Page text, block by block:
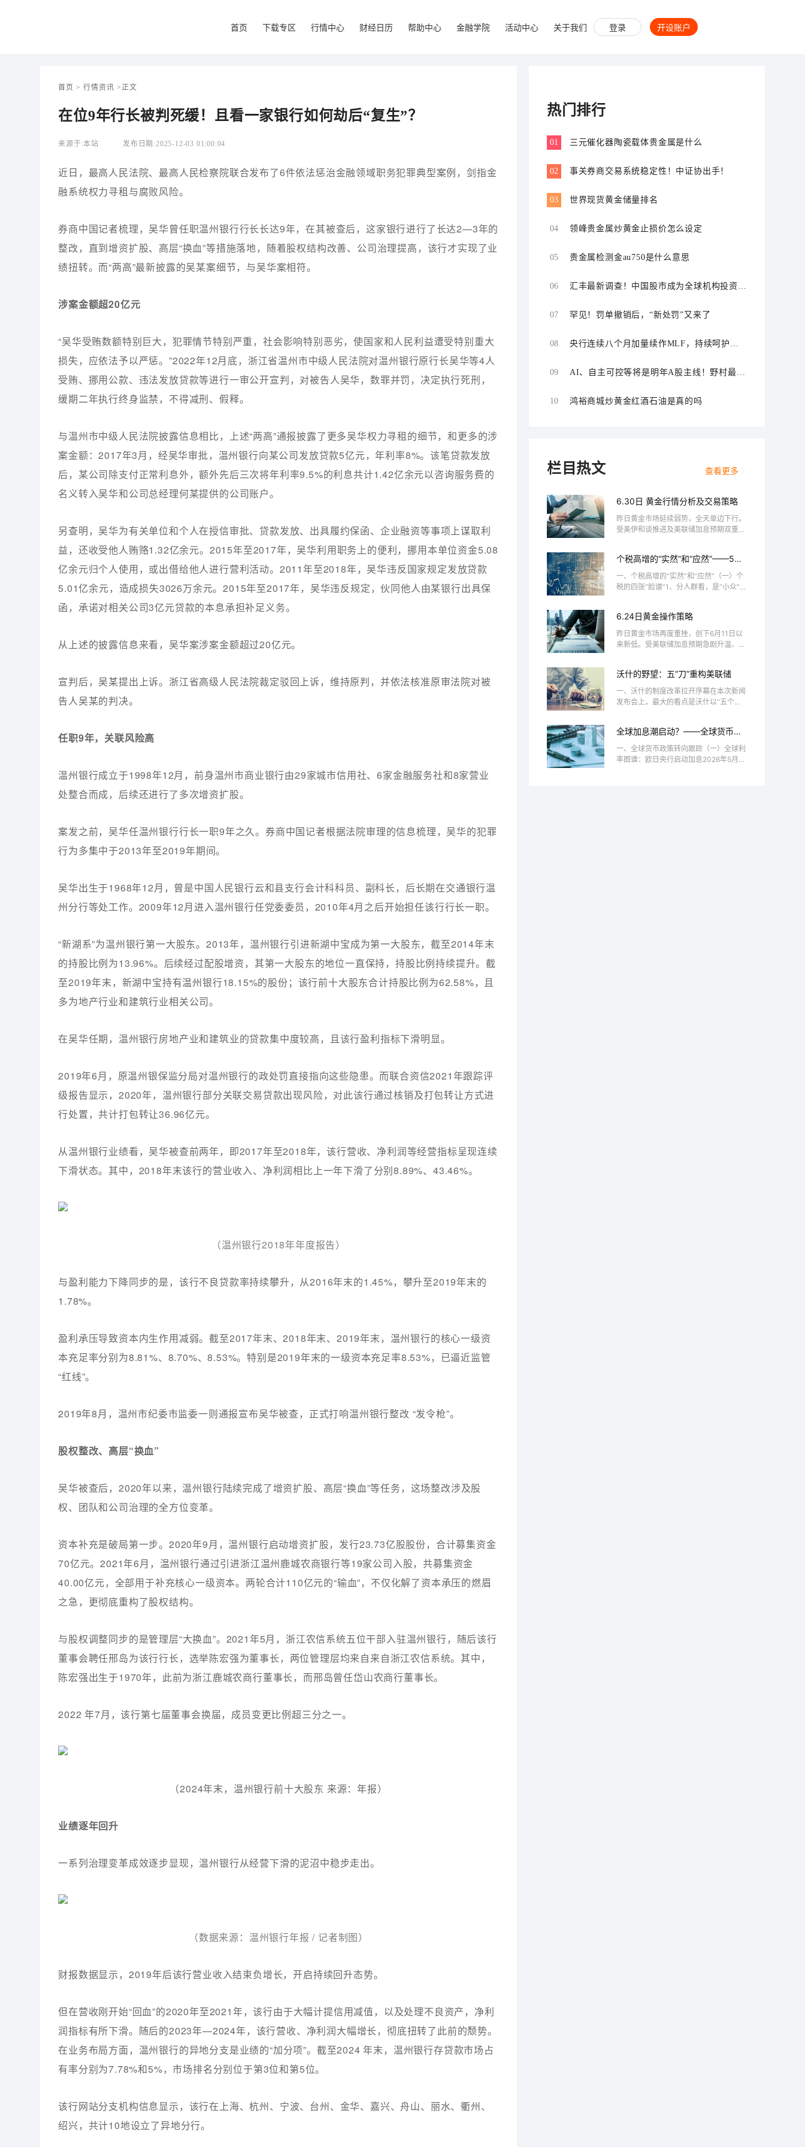
首页 下载专区 行情中心 财经日历 帮助中心 金融学院 活动中心 关于我们 登录 开设账户
首页 > 行情资讯 >正文
在位9年行长被判死缓！且看一家银行如何劫后“复生”？
来源于:本站 发布日期:2025-12-03 01:00:04
近日，最高人民法院、最高人民检察院联合发布了6件依法惩治金融领域职务犯罪典型案例，剑指金
融系统权力寻租与腐败风险。
券商中国记者梳理，吴华曾任职温州银行行长长达9年，在其被查后，这家银行进行了长达2—3年的
整改，直到增资扩股、高层“换血”等措施落地，随着股权结构改善、公司治理提高，该行才实现了业
绩扭转。而“两高”最新披露的吴某案细节，与吴华案相符。
涉案金额超20亿元
“吴华受贿数额特别巨大，犯罪情节特别严重，社会影响特别恶劣，使国家和人民利益遭受特别重大
损失，应依法予以严惩。”2022年12月底，浙江省温州市中级人民法院对温州银行原行长吴华等4人
受贿、挪用公款、违法发放贷款等进行一审公开宣判，对被告人吴华，数罪并罚，决定执行死刑，
缓期二年执行终身监禁，不得减刑、假释。
与温州市中级人民法院披露信息相比，上述“两高”通报披露了更多吴华权力寻租的细节，和更多的涉
案金额：2017年3月，经吴华审批，温州银行向某公司发放贷款5亿元，年利率8%。该笔贷款发放
后，某公司除支付正常利息外，额外先后三次将年利率9.5%的利息共计1.42亿余元以咨询服务费的
名义转入吴华和公司总经理何某提供的公司账户。
另查明，吴华为有关单位和个人在授信审批、贷款发放、出具履约保函、企业融资等事项上谋取利
益，还收受他人贿赂1.32亿余元。2015年至2017年，吴华利用职务上的便利，挪用本单位资金5.08
亿余元归个人使用，或出借给他人进行营利活动。2011年至2018年，吴华违反国家规定发放贷款
5.01亿余元，造成损失3026万余元。2015年至2017年，吴华违反规定，伙同他人由某银行出具保
函，承诺对相关公司3亿元贷款的本息承担补足义务。
从上述的披露信息来看，吴华案涉案金额超过20亿元。
宣判后，吴某提出上诉。浙江省高级人民法院裁定驳回上诉，维持原判，并依法核准原审法院对被
告人吴某的判决。
任职9年，关联风险高
温州银行成立于1998年12月，前身温州市商业银行由29家城市信用社、6家金融服务社和8家营业
处整合而成，后续还进行了多次增资扩股。
案发之前，吴华任温州银行行长一职9年之久。券商中国记者根据法院审理的信息梳理，吴华的犯罪
行为多集中于2013年至2019年期间。
吴华出生于1968年12月，曾是中国人民银行云和县支行会计科科员、副科长，后长期在交通银行温
州分行等处工作。2009年12月进入温州银行任党委委员，2010年4月之后开始担任该行行长一职。
“新湖系”为温州银行第一大股东。2013年，温州银行引进新湖中宝成为第一大股东，截至2014年末
的持股比例为13.96%。后续经过配股增资，其第一大股东的地位一直保持，持股比例持续提升。截
至2019年末，新湖中宝持有温州银行18.15%的股份；该行前十大股东合计持股比例为62.58%，且
多为地产行业和建筑行业相关公司。
在吴华任期，温州银行房地产业和建筑业的贷款集中度较高，且该行盈利指标下滑明显。
2019年6月，原温州银保监分局对温州银行的政处罚直接指向这些隐患。而联合资信2021年跟踪评
级报告显示，2020年，温州银行部分关联交易贷款出现风险，对此该行通过核销及打包转让方式进
行处置，共计打包转让36.96亿元。
从温州银行业绩看，吴华被查前两年，即2017年至2018年，该行营收、净利润等经营指标呈现连续
下滑状态。其中，2018年末该行的营业收入、净利润相比上一年下滑了分别8.89%、43.46%。
（温州银行2018年年度报告）
与盈利能力下降同步的是，该行不良贷款率持续攀升，从2016年末的1.45%，攀升至2019年末的
1.78%。
盈利承压导致资本内生作用减弱。截至2017年末、2018年末、2019年末，温州银行的核心一级资
本充足率分别为8.81%、8.70%、8.53%。特别是2019年末的一级资本充足率8.53%，已逼近监管
“红线”。
2019年8月，温州市纪委市监委一则通报宣布吴华被查，正式打响温州银行整改 “发令枪”。
股权整改、高层“换血”
吴华被查后，2020年以来，温州银行陆续完成了增资扩股、高层“换血”等任务，这场整改涉及股
权、团队和公司治理的全方位变革。
资本补充是破局第一步。2020年9月，温州银行启动增资扩股，发行23.73亿股股份，合计募集资金
70亿元。2021年6月，温州银行通过引进浙江温州鹿城农商银行等19家公司入股，共募集资金
40.00亿元，全部用于补充核心一级资本。两轮合计110亿元的“输血”，不仅化解了资本承压的燃眉
之急，更彻底重构了股权结构。
与股权调整同步的是管理层“大换血”。2021年5月，浙江农信系统五位干部入驻温州银行，随后该行
董事会聘任邢岛为该行行长，选举陈宏强为董事长，两位管理层均来自来自浙江农信系统。其中，
陈宏强出生于1970年，此前为浙江鹿城农商行董事长，而邢岛曾任岱山农商行董事长。
2022 年7月，该行第七届董事会换届，成员变更比例超三分之一。
（2024年末，温州银行前十大股东 来源：年报）
业绩逐年回升
一系列治理变革成效逐步显现，温州银行从经营下滑的泥沼中稳步走出。
（数据来源：温州银行年报 / 记者制图）
财报数据显示，2019年后该行营业收入结束负增长，开启持续回升态势。
但在营收刚开始“回血”的2020年至2021年，该行由于大幅计提信用减值，以及处理不良资产，净利
润指标有所下滑。随后的2023年—2024年，该行营收、净利润大幅增长，彻底扭转了此前的颓势。
在业务布局方面，温州银行的异地分支是业绩的“加分项”。截至2024 年末，温州银行存贷款市场占
有率分别为7.78%和5%，市场排名分别位于第3位和第5位。
该行网站分支机构信息显示，该行在上海、杭州、宁波、台州、金华、嘉兴、舟山、丽水、衢州、
绍兴，共计10地设立了异地分行。
热门排行
01 三元催化器陶瓷载体贵金属是什么
02 事关券商交易系统稳定性！中证协出手！
03 世界现货黄金储量排名
04 领峰贵金属炒黄金止损价怎么设定
05 贵金属检测金au750是什么意思
06
汇丰最新调查！中国股市成为全球机构投资者
07
罕见！罚单撤销后，“新处罚”又来了
08
央行连续八个月加量续作MLF，持续呵护中
09
AI、自主可控等将是明年A股主线！野村最新
10
鸿裕商城炒黄金红酒石油是真的吗
栏目热文 查看更多
6.30日 黄金行情分析及交易策略
昨日黄金市场延续弱势，全天单边下行。
受美伊和谈推进及美联储加息预期双重打
个税高增的“实然”和“应然”——5月
财政数据点评
一、个税高增的“实然”和“应然”（一）个
税的四张“脸谱”1、分人群看，是“小众”税
6.24日黄金操作策略
昨日黄金市场再度重挫，创下6月11日以
来新低。受美联储加息预期急剧升温、美
沃什的野望：五“刀”重构美联储
一、沃什的制度改革拉开序幕在本次新闻
发布会上，最大的看点是沃什以“五个工
全球加息潮启动？——全球货币转
向跟踪第14期
一、全球货币政策转向跟踪（一）全球利
率图谱：欧日央行启动加息2026年5月10